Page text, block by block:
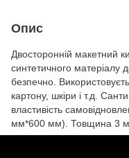
Опис
Двосторонній макетний
синтетичного матеріалу
безпечно.
картону, шкіри і т.д.
властивість
мм*600 мм). Товщина 3